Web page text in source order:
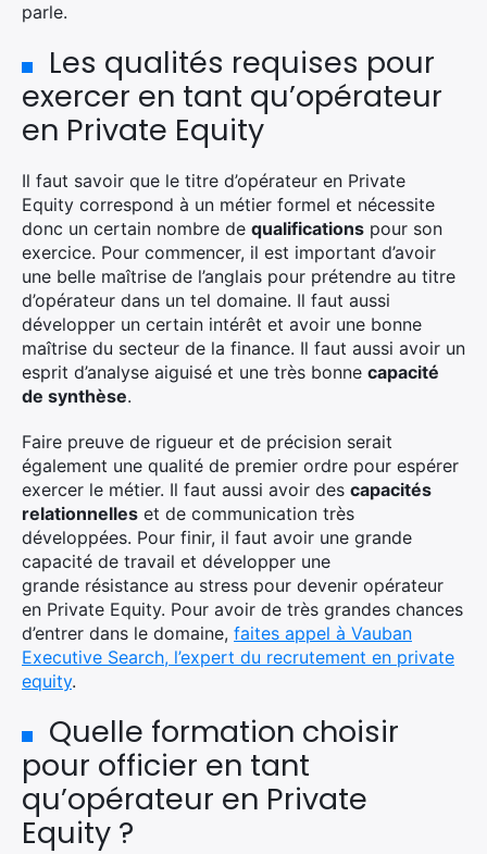
parle.
Les qualités requises pour
exercer en tant qu’opérateur
en Private Equity
Il faut savoir que le titre d’opérateur en Private
Equity correspond à un métier formel et nécessite
donc un certain nombre de qualifications pour son
exercice. Pour commencer, il est important d’avoir
une belle maîtrise de l’anglais pour prétendre au titre
d’opérateur dans un tel domaine. Il faut aussi
développer un certain intérêt et avoir une bonne
maîtrise du secteur de la finance. Il faut aussi avoir un
esprit d’analyse aiguisé et une très bonne capacité
de synthèse.
Faire preuve de rigueur et de précision serait
également une qualité de premier ordre pour espérer
exercer le métier. Il faut aussi avoir des capacités
relationnelles et de communication très
développées. Pour finir, il faut avoir une grande
capacité de travail et développer une
grande résistance au stress pour devenir opérateur
en Private Equity. Pour avoir de très grandes chances
d’entrer dans le domaine, faites appel à Vauban
Executive Search, l’expert du recrutement en private
equity.
Quelle formation choisir
pour officier en tant
qu’opérateur en Private
Equity ?
Rechercher
: